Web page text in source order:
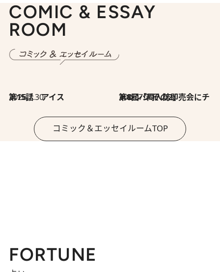
COMIC & ESSAY
ROOM
2026.7.30
第15話 アイス 2026.7.30
第8回「同人誌即売会にチャレンジ その2」
コミック＆エッセイルームTOP
FORTUNE